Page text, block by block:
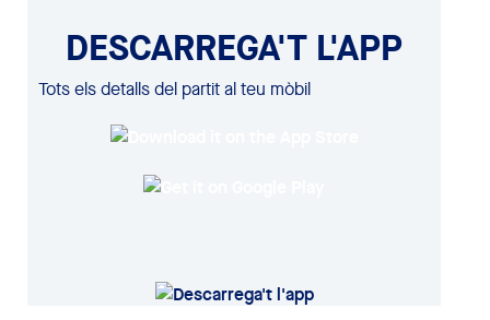
DESCARREGA'T L'APP
Tots els detalls del partit al teu mòbil